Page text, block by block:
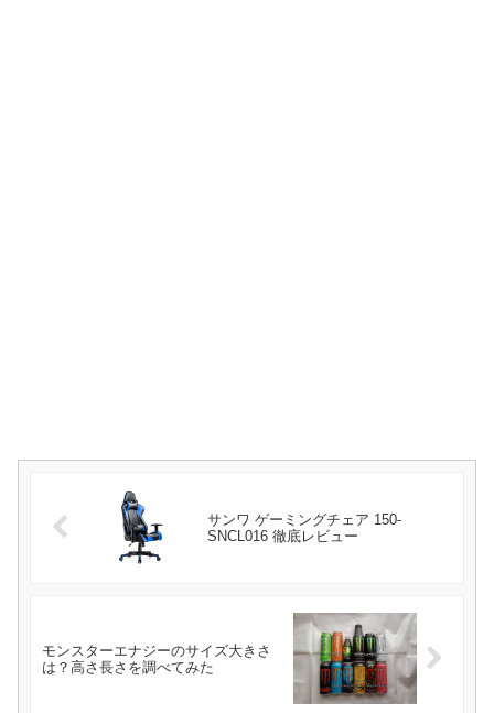
サンワ ゲーミングチェア 150-
SNCL016 徹底レビュー
モンスターエナジーのサイズ大きさ
は？高さ長さを調べてみた